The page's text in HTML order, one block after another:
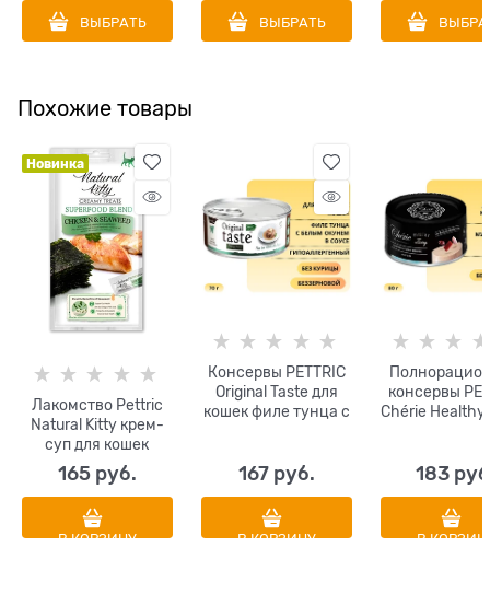
ВЫБРАТЬ ВЫБРАТЬ
Похожие товары
Новинка
Лакомство Pettric
Natural Kitty крем-
суп для кошек
Курица и морские
водоросли
165 руб.
В КОРЗИНУ
Консервы PETTRIC
Original Taste для
кошек филе тунца с
Tuna Loin Flakes with
Fresh Snapper in
Sauce
167 руб.
В КОРЗИНУ
консервы
Chérie Healthy
тунца
Tuna
183
В